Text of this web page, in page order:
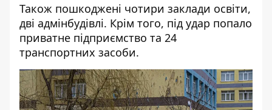
Також пошкоджені чотири заклади освіти,
дві адмінбудівлі. Крім того, під удар попало
приватне підприємство та 24
транспортних засоби.